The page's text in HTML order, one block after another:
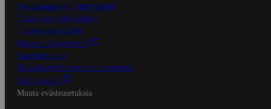
Osuuskauppojen yhteystiedot
Tilaus- ja toimitusehdot
Tietosuojakäytäntö
Palvelun käyttöehdot
Saavutettavuus
Mobiilisovelluksen saavutettavuus
Mainostajalle
Muuta evästeasetuksia